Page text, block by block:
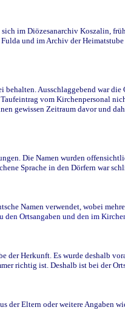
im Diözesanarchiv Koszalin,
und im Archiv der
Ausschlaggebend war
vom Kirchenpersonal
gewissen Zeitraum davor und
Die Namen wurden
Sprache in den Dörfern war
Namen verwendet, wobei
Ortsangaben und den im
der Herkunft. Es wurde deshalb
richtig ist. Deshalb ist bei der
der Eltern oder weitere Angaben